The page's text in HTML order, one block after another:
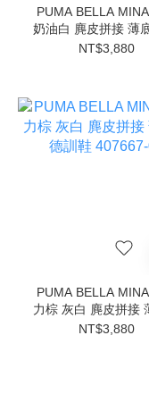
PUMA BELLA
奶油白 麂皮拼接 薄
訓鞋 407667-06
NT$3,880
PUMA BELLA
力棕 灰白 麂皮拼接
德訓鞋 407667-
NT$3,880